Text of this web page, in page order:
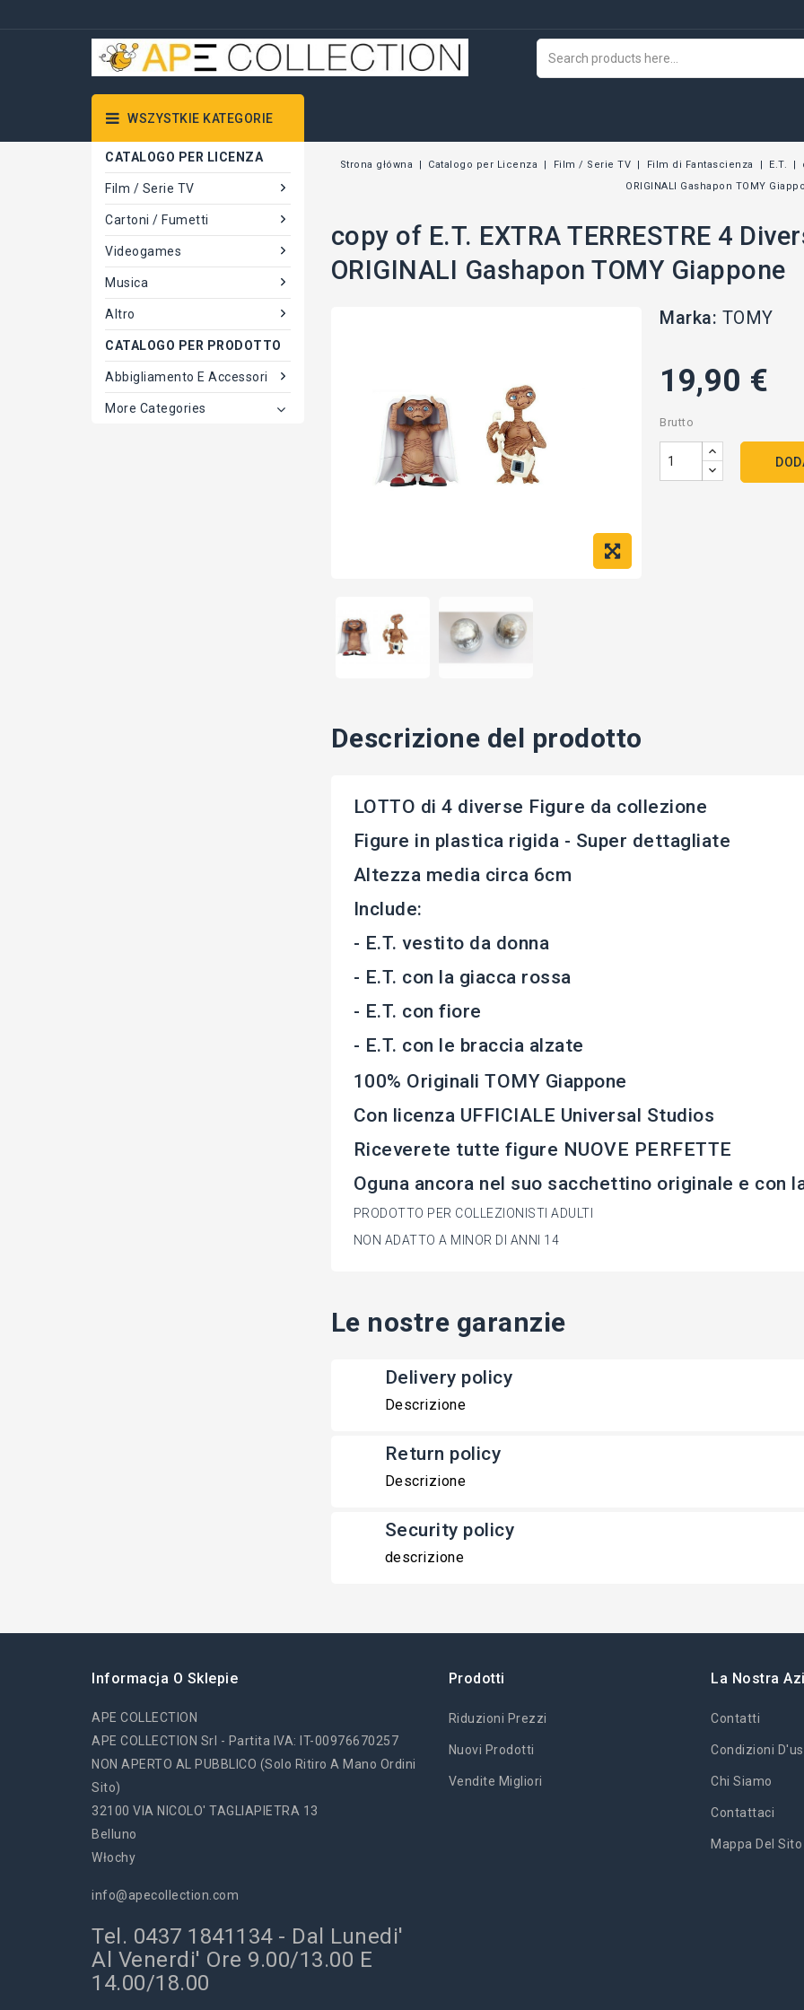
WSZYSTKIE KATEGORIE
CATALOGO PER LICENZA
Film / Serie TV
Cartoni / Fumetti
Videogames
Musica
Altro
CATALOGO PER PRODOTTO
Abbigliamento E Accessori
More Categories
Strona główna Catalogo per Licenza Film / Serie TV Film di Fantascienza E.T.
ORIGINALI Gashapon TOMY
copy of E.T. EXTRA TERRESTRE 4
ORIGINALI Gashapon TOMY Giappone
Marka: TOMY
19,90 €
Brutto
Descrizione del prodotto
LOTTO di 4 diverse Figure da collezione
Figure in plastica rigida - Super dettagliate
Altezza media circa 6cm
Include:
- E.T. vestito da donna
- E.T. con la giacca rossa
- E.T. con fiore
- E.T. con le braccia alzate
100% Originali TOMY Giappone
Con licenza UFFICIALE Universal Studios
Riceverete tutte figure NUOVE PERFETTE
Oguna ancora nel suo sacchettino originale e con
PRODOTTO PER COLLEZIONISTI ADULTI
NON ADATTO A MINOR DI ANNI 14
Le nostre garanzie
Delivery policy
Descrizione
Return policy
Descrizione
Security policy
descrizione
Informacja O Sklepie
APE COLLECTION
APE COLLECTION Srl - Partita IVA: IT-00976670257
NON APERTO AL PUBBLICO (solo Ritiro A Mano Ordini
Sito)
32100 VIA NICOLO' TAGLIAPIETRA 13
Belluno
Włochy
info@apecollection.com
Tel. 0437 1841134 - Dal Lunedi'
Al Venerdi' Ore 9.00/13.00 E
14.00/18.00
Prodotti
Riduzioni Prezzi
Nuovi Prodotti
Vendite Migliori
La Nostra
Contatti
Condizioni
Chi Siamo
Contattaci
Mappa Del Sito